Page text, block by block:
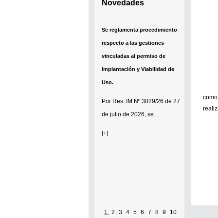
Novedades
Se reglamenta procedimiento
respecto a las gestiones
vinculadas al permiso de
Implantación y Viabilidad de
Uso.
Por Res. IM Nº 3029/26 de 27
de julio de 2026, se...
[+]
1 2 3 4 5 6 7 8 9 10